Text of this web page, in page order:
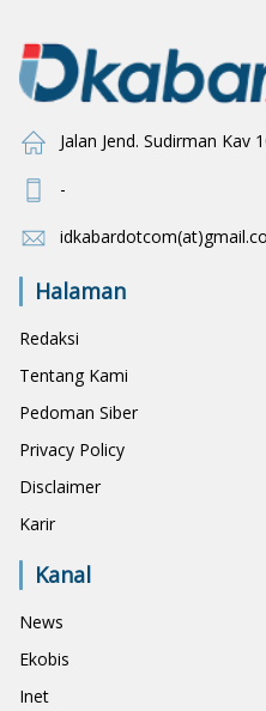
Jalan Jend. Sudirman Kav
-
Halaman
Redaksi
Tentang Kami
Pedoman Siber
Privacy Policy
Disclaimer
Karir
Kanal
News
Ekobis
Inet